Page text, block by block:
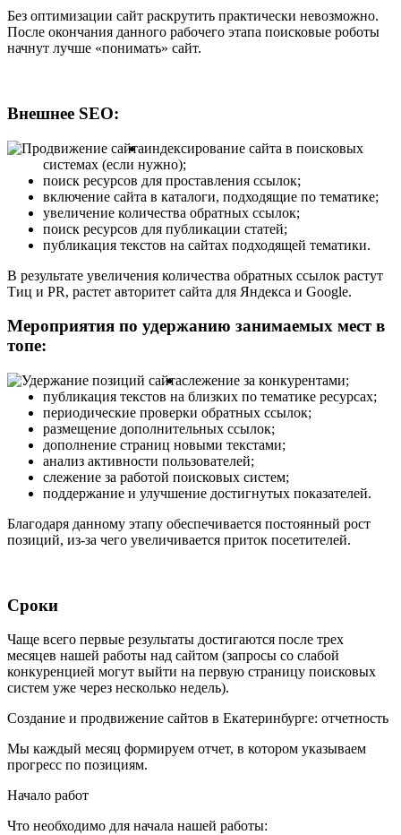
Без оптимизации сайт раскрутить практически невозможно.
После окончания данного рабочего этапа поисковые роботы
начнут лучше «понимать» сайт.
Внешнее SEO:
индексирование сайта в поисковых
системах (если нужно);
поиск ресурсов для проставления ссылок;
включение сайта в каталоги, подходящие по тематике;
увеличение количества обратных ссылок;
поиск ресурсов для публикации статей;
публикация текстов на сайтах подходящей тематики.
В результате увеличения количества обратных ссылок растут
Тиц и PR, растет авторитет сайта для Яндекса и Google.
Мероприятия по удержанию занимаемых мест в
топе:
слежение за конкурентами;
публикация текстов на близких по тематике ресурсах;
периодические проверки обратных ссылок;
размещение дополнительных ссылок;
дополнение страниц новыми текстами;
анализ активности пользователей;
слежение за работой поисковых систем;
поддержание и улучшение достигнутых показателей.
Благодаря данному этапу обеспечивается постоянный рост
позиций, из-за чего увеличивается приток посетителей.
Сроки
Чаще всего первые результаты достигаются после трех
месяцев нашей работы над сайтом (запросы со слабой
конкуренцией могут выйти на первую страницу поисковых
систем уже через несколько недель).
Создание и продвижение сайтов в Екатеринбурге: отчетность
Мы каждый месяц формируем отчет, в котором указываем
прогресс по позициям.
Начало работ
Что необходимо для начала нашей работы: